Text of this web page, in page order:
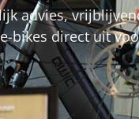
advies,
bikes direct uit